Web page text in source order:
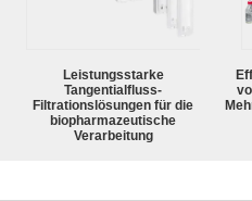
Leistungsstarke
Tangentialfluss-
Filtrationslösungen für die
biopharmazeutische
Verarbeitung